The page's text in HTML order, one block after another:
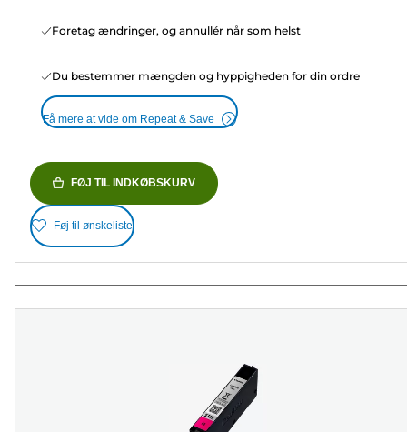
Foretag ændringer, og annullér når som helst
Du bestemmer mængden og hyppigheden for din ordre
Få mere at vide om Repeat & Save
FØJ TIL INDKØBSKURV
Føj til ønskeliste